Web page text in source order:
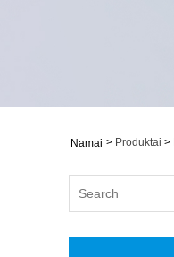
Namai > Produktai >